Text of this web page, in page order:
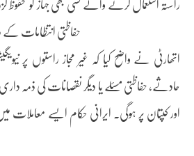
حفاظتی انتظامات کے
اتھارٹی نے واضح کیا کہ غیر مجاز راستوں پر
حادثے، حفاظتی مسئلے یا دیگر نقصانات کی ذمہ
اور کپتان پر ہوگی۔ ایرانی حکام ایسے